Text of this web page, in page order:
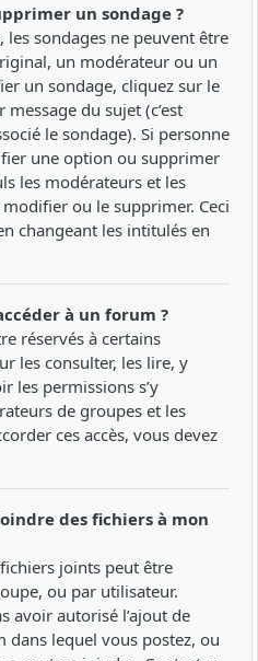
un sondage ?
les sondages ne peuvent être
un modérateur ou un
un sondage, cliquez sur le
du sujet (c’est
le sondage). Si personne
une option ou supprimer
les modérateurs et les
ou le supprimer. Ceci
changeant les intitulés en
à un forum ?
réservés à certains
les consulter, les lire, y
les permissions s’y
de groupes et les
ces accès, vous devez
des fichiers à mon
joints peut être
ou par utilisateur.
avoir autorisé l’ajout de
lequel vous postez, ou